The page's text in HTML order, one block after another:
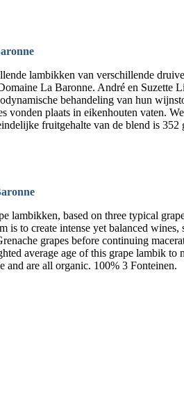
lambikken van verschillende
La Baronne. André en Suzette
behandeling van hun
vonden plaats in eikenhouten vaten.
fruitgehalte van de blend is
lambikken, based on three typical
is to create intense yet balanced
grapes before continuing
average age of this grape lambik
and are all organic. 100% 3 Fonteinen.